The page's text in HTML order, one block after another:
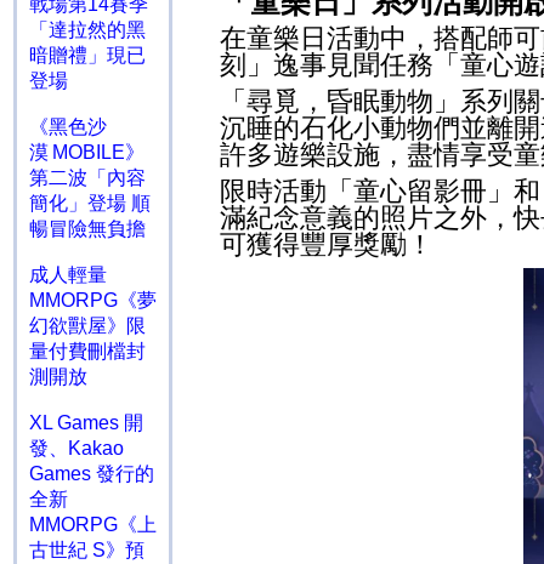
戰場第14賽季
「達拉然的黑
暗贈禮」現已
登場
《黑色沙
漠 MOBILE》
第二波「內容
簡化」登場 順
暢冒險無負擔
成人輕量
MMORPG《夢
幻欲獸屋》限
量付費刪檔封
測開放
XL Games 開
發、Kakao
Games 發行的
全新
MMORPG《上
古世紀 S》預
在童樂日活動中，搭配師
刻」逸事見聞任務「童心
「尋覓，昏眠動物」系列
沉睡的石化小動物們並離
許多遊樂設施，盡情享受
限時活動「童心留影冊」
滿紀念意義的照片之外，
可獲得豐厚獎勵！